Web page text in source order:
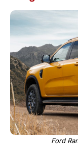
Ford